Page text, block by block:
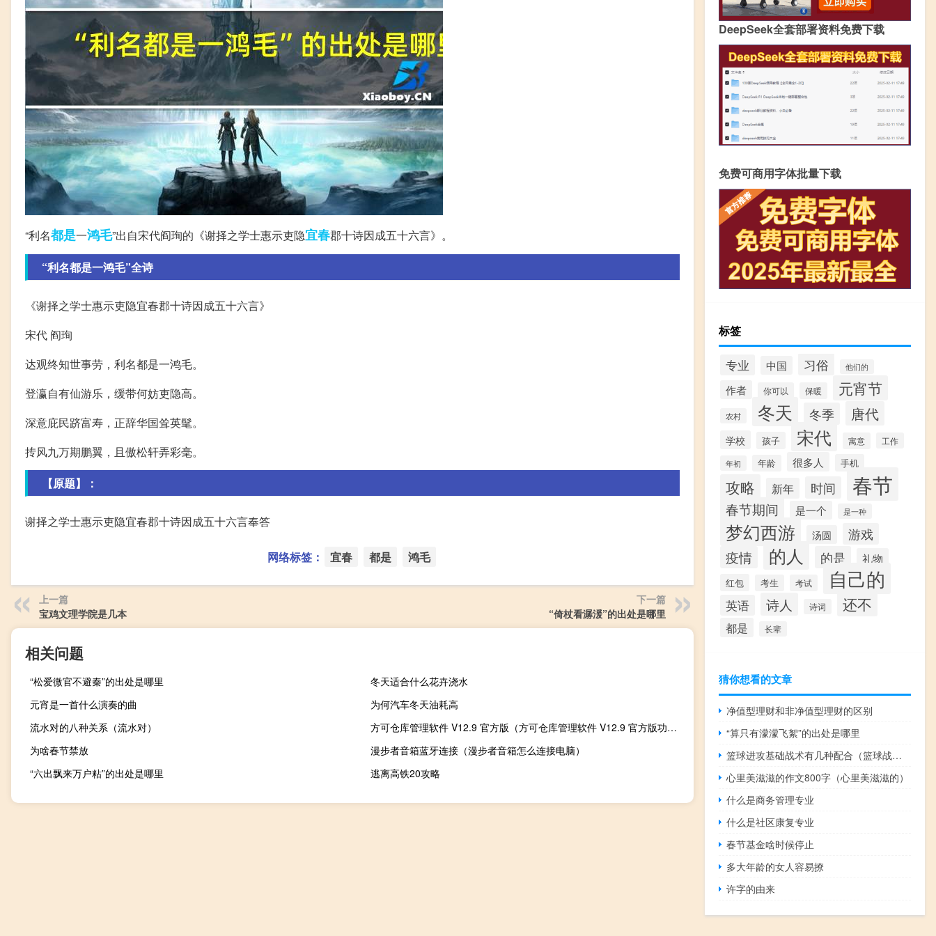
“利名都是一鸿毛”出自宋代阎珣的《谢择之学士惠示吏隐宜春郡十诗因成五十六言》。
“利名都是一鸿毛”全诗
《谢择之学士惠示吏隐宜春郡十诗因成五十六言》
宋代 阎珣
达观终知世事劳，利名都是一鸿毛。
登瀛自有仙游乐，缓带何妨吏隐高。
深意庇民跻富寿，正辞华国耸英髦。
抟风九万期鹏翼，且傲松轩弄彩毫。
【原题】：
谢择之学士惠示吏隐宜春郡十诗因成五十六言奉答
网络标签： 宜春 都是 鸿毛
上一篇
宝鸡文理学院是几本
下一篇
“倚杖看潺湲”的出处是哪里
相关问题
“松爱微官不避秦”的出处是哪里
冬天适合什么花卉浇水
元宵是一首什么演奏的曲
为何汽车冬天油耗高
流水对的八种关系（流水对）
方可仓库管理软件 V12.9 官方版（方可仓库管理软件 V12.9 官方版功能简介）
为啥春节禁放
漫步者音箱蓝牙连接（漫步者音箱怎么连接电脑）
“六出飘来万户粘”的出处是哪里
逃离高铁20攻略
DeepSeek全套部署资料免费下载
免费可商用字体批量下载
标签
专业 中国 习俗 他们的
作者 你可以 保暖 元宵节
农村 冬天 冬季 唐代
学校 孩子 宋代 寓意 工作
年初 年龄 很多人 手机
攻略 新年 时间 春节
春节期间 是一个 是一种
梦幻西游 汤圆 游戏
疫情 的人 的是 礼物
红包 考生 考试 自己的
英语 诗人 诗词 还不
都是 长辈
猜你想看的文章
净值型理财和非净值型理财的区别
“算只有濛濛飞絮”的出处是哪里
篮球进攻基础战术有几种配合（篮球战术配合重难点）
心里美滋滋的作文800字（心里美滋滋的）
什么是商务管理专业
什么是社区康复专业
春节基金啥时候停止
多大年龄的女人容易撩
许字的由来